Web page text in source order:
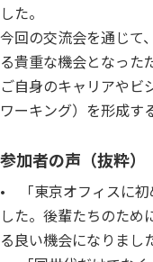
した。
今回の交流会を通じて
る貴重な機会となった
ご自身のキャリアやビ
ワーキング）を形成す
参加者の声（抜粋）
• 「東京オフィスに初
した。後輩たちのため
る良い機会になりまし